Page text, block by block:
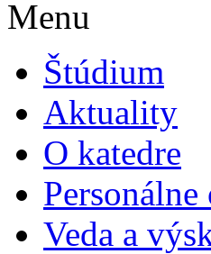
Menu
Štúdium
Aktuality
O katedre
Personálne
Veda a